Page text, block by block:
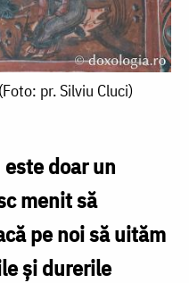
pr. Silviu Cluci)
doar un
menit să
pe noi să uităm
și durerile